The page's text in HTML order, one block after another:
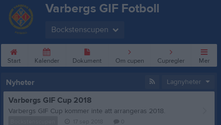
Varbergs GIF Fotboll
Bockstenscupen
Start Kalender Dokument Om cupen Cupregler Mer
Nyheter Lagnyheter
Varbergs GIF Cup 2018
Varbergs GIF Cup kommer inte att arrangeras 2018.